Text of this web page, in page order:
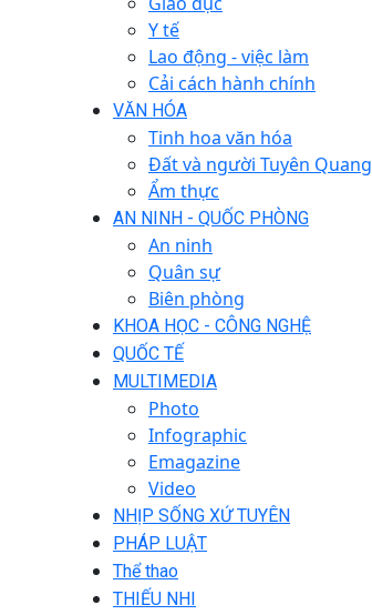
Y tế
Lao động - việc làm
Cải cách hành chính
VĂN HÓA
Tinh hoa văn hóa
Đất và người Tuyên Quang
Ẩm thực
AN NINH - QUỐC PHÒNG
An ninh
Quân sự
Biên phòng
KHOA HỌC - CÔNG NGHỆ
QUỐC TẾ
MULTIMEDIA
Photo
Infographic
Emagazine
Video
NHỊP SỐNG XỨ TUYÊN
PHÁP LUẬT
Thể thao
THIẾU NHI